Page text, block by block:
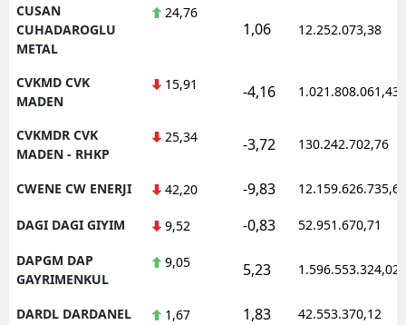
CUSAN
CUHADAROGLU
METAL
24,76
1,06 12.252.073,38
CVKMD CVK
MADEN
15,91 -4,16 1.021.808.061,43
CVKMDR CVK
MADEN - RHKP
25,34 -3,72 130.242.702,76
CWENE CW ENERJI 42,20 -9,83 12.159.626.735,62
DAGI DAGI GIYIM 9,52 -0,83 52.951.670,71
DAPGM DAP
GAYRIMENKUL
9,05 5,23 1.596.553.324,02
DARDL DARDANEL 1,67 1,83 42.553.370,12